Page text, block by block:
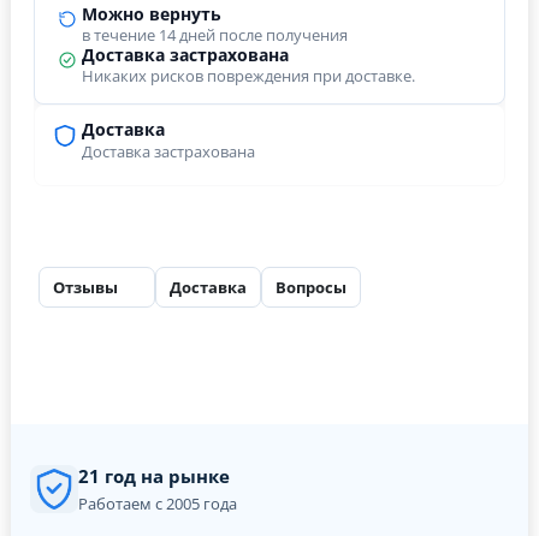
Доставка
Доставка застрахована
Можно вернуть
в течение 14 дней после получения
Доставка застрахована
Никаких рисков повреждения при доставке.
Отзывы Доставка Вопросы
21 год на рынке
Работаем с 2005 года